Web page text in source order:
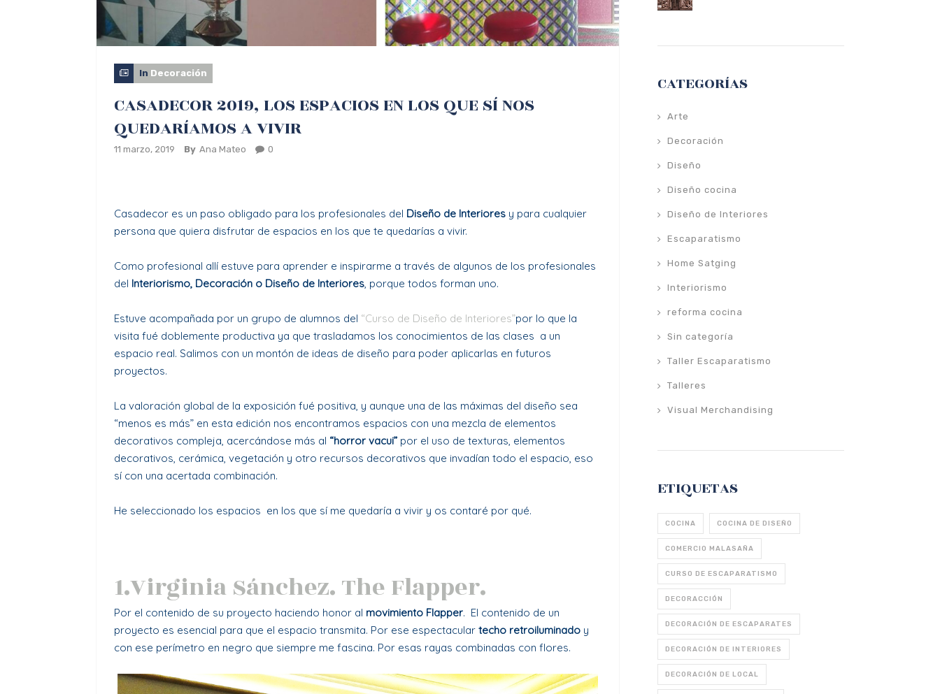
In Decoración
CASADECOR 2019, LOS ESPACIOS EN LOS QUE SÍ NOS
QUEDARÍAMOS A VIVIR
11 marzo, 2019 By Ana Mateo 0
Casadecor es un paso obligado para los profesionales del Diseño de Interiores y para cualquier
persona que quiera disfrutar de espacios en los que te quedarías a vivir.
Como profesional allí estuve para aprender e inspirarme a través de algunos de los profesionales
del Interiorismo, Decoración o Diseño de Interiores, porque todos forman uno.
Estuve acompañada por un grupo de alumnos del “Curso de Diseño de Interiores”por lo que la
visita fué doblemente productiva ya que trasladamos los conocimientos de las clases a un
espacio real. Salimos con un montón de ideas de diseño para poder aplicarlas en futuros
proyectos.
La valoración global de la exposición fué positiva, y aunque una de las máximas del diseño sea
“menos es más” en esta edición nos encontramos espacios con una mezcla de elementos
decorativos compleja, acercándose más al “horror vacui” por el uso de texturas, elementos
decorativos, cerámica, vegetación y otro recursos decorativos que invadían todo el espacio, eso
sí con una acertada combinación.
He seleccionado los espacios en los que sí me quedaría a vivir y os contaré por qué.
1.Virginia Sánchez. The Flapper.
Por el contenido de su proyecto haciendo honor al movimiento Flapper. El contenido de un
proyecto es esencial para que el espacio transmita. Por ese espectacular techo retroiluminado y
con ese perímetro en negro que siempre me fascina. Por esas rayas combinadas con flores.
CATEGORÍAS
Arte
Decoración
Diseño
Diseño cocina
Diseño de Interiores
Escaparatismo
Home Satging
Interiorismo
reforma cocina
Sin categoría
Taller Escaparatismo
Talleres
Visual Merchandising
ETIQUETAS
COCINA COCINA DE DISEÑO
COMERCIO MALASAÑA
CURSO DE ESCAPARATISMO
DECORACCIÓN
DECORACIÓN DE ESCAPARATES
DECORACIÓN DE INTERIORES
DECORACIÓN DE LOCAL